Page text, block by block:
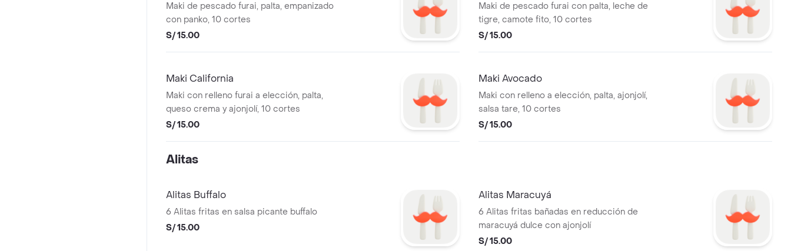
Maki de pescado furai, palta, empanizado
con panko, 10 cortes
S/ 15.00
Maki de pescado furai con palta, leche de
tigre, camote fito, 10 cortes
S/ 15.00
Maki California
Maki con relleno furai a elección, palta,
queso crema y ajonjolí, 10 cortes
S/ 15.00
Maki Avocado
Maki con relleno a elección, palta, ajonjolí,
salsa tare, 10 cortes
S/ 15.00
Alitas
Alitas Buffalo
6 Alitas fritas en salsa picante buffalo
S/ 15.00
Alitas Maracuyá
6 Alitas fritas bañadas en reducción de
maracuyá dulce con ajonjolí
S/ 15.00